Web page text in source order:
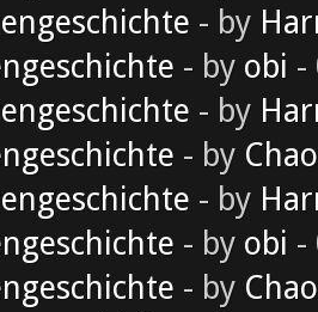
- by
- by obi -
- by
- by
- by
- by obi -
- by